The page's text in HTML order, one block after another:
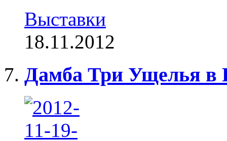
Выставки
18.11.2012
Дамба Три Ущелья в